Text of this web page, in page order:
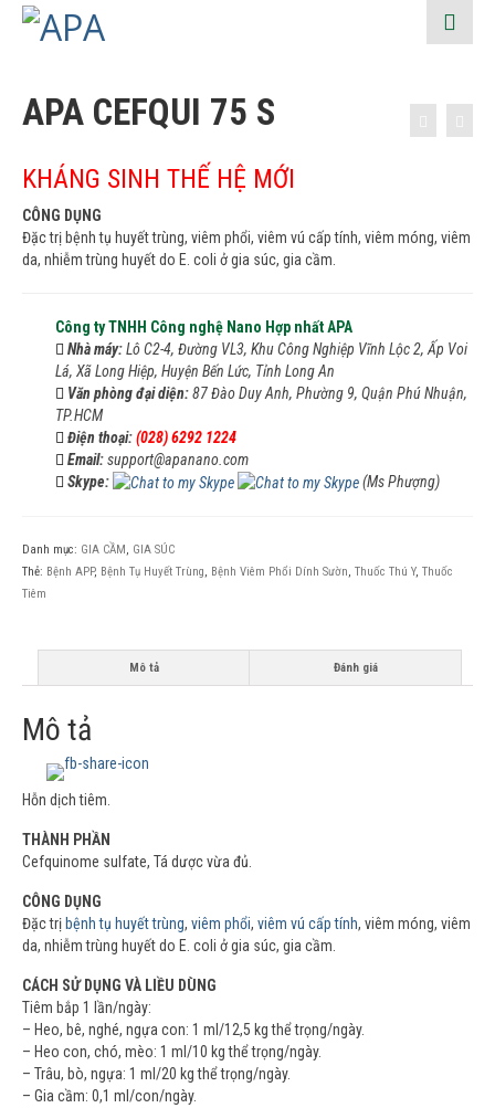
APA CEFQUI 75 S
KHÁNG SINH THẾ HỆ MỚI
CÔNG DỤNG
Đặc trị bệnh tụ huyết trùng, viêm phổi, viêm vú cấp tính, viêm móng, viêm
da, nhiễm trùng huyết do E. coli ở gia súc, gia cầm.
Công ty TNHH Công nghệ Nano Hợp nhất APA
Nhà máy:Lô C2-4, Đường VL3, Khu Công Nghiệp Vĩnh Lộc 2, Ấp Voi
Lá, Xã Long Hiệp, Huyện Bến Lức, Tỉnh Long An
Văn phòng đại diện:87 Đào Duy Anh, Phường 9, Quận Phú Nhuận,
TP.HCM
Điện thoại:(028) 6292 1224
Email:support@apanano.com
Skype:
(Ms Phượng)
Danh mục: GIA CẦM , GIA SÚC
Thẻ: Bệnh APP, Bệnh Tụ Huyết Trùng, Bệnh Viêm Phổi Dính Sườn, Thuốc Thú Y, Thuốc
Tiêm
Mô tả Đánh giá
Mô tả
Hỗn dịch tiêm.
THÀNH PHẦN
Cefquinome sulfate, Tá dược vừa đủ.
CÔNG DỤNG
Đặc trị bệnh tụ huyết trùng, viêm phổi, viêm vú cấp tính, viêm móng, viêm
da, nhiễm trùng huyết do E. coli ở gia súc, gia cầm.
CÁCH SỬ DỤNG VÀ LIỀU DÙNG
Tiêm bắp 1 lần/ngày:
– Heo, bê, nghé, ngựa con: 1 ml/12,5 kg thể trọng/ngày.
– Heo con, chó, mèo: 1 ml/10 kg thể trọng/ngày.
– Trâu, bò, ngựa: 1 ml/20 kg thể trọng/ngày.
– Gia cầm: 0,1 ml/con/ngày.